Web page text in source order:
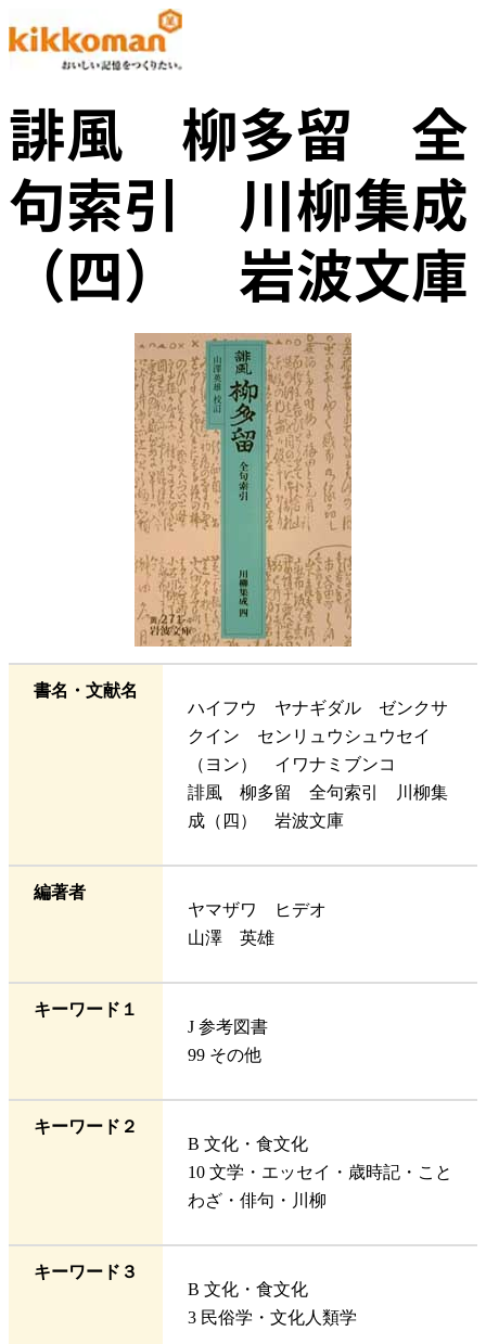
誹風 柳多留 全
句索引 川柳集成
（四） 岩波文庫
書名・文献名
ハイフウ ヤナギダル ゼンクサ
クイン センリュウシュウセイ
（ヨン） イワナミブンコ
誹風 柳多留 全句索引 川柳集
成（四） 岩波文庫
編著者
ヤマザワ ヒデオ
山澤 英雄
キーワード１
J 参考図書
99 その他
キーワード２
B 文化・食文化
10 文学・エッセイ・歳時記・こと
わざ・俳句・川柳
キーワード３
B 文化・食文化
3 民俗学・文化人類学